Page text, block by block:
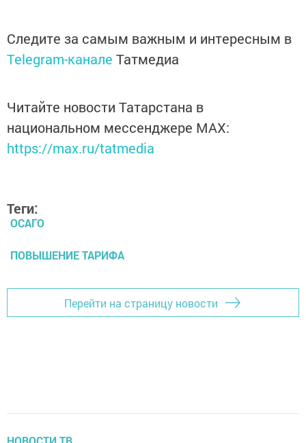
Следите за самым важным и интересным в
Telegram-канале Татмедиа
Читайте новости Татарстана в
национальном мессенджере MАХ:
https://max.ru/tatmedia
Теги:
ОСАГО
ПОВЫШЕНИЕ ТАРИФА
Перейти на страницу новости